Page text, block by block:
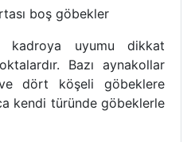
boş göbekler
kadroya uyumu dikkat
Bazı aynakollar
dört köşeli göbeklere
kendi türünde göbeklerle